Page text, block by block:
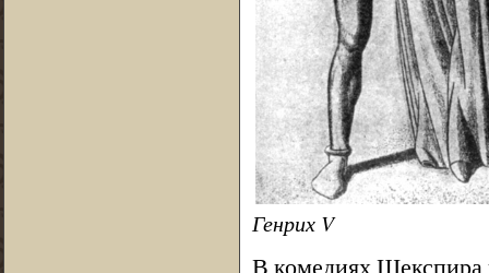
Генрих V
В комедиях Шекспира